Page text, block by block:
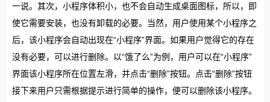
一说。其次，小程序体积小，也不会自动生成桌面图标，所以，即
使它需要安装，也没有卸载的必要。当然，用户使用某个小程序之
后，该小程序会自动出现在“小程序”界面。如果用户觉得它的存在
没有必要，可以进行删除。以“饿了么”为例，用户可以在“小程序”
界面该小程序所在位置左滑，并点击“删除”按钮。点击“删除”按钮
接下来用户只需根据提示进行简单的操作，便可以删除该小程序。